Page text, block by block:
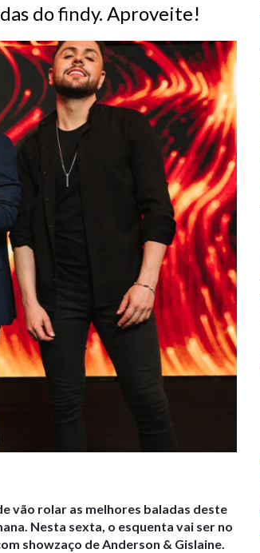
do findy. Aproveite!
vão rolar as melhores baladas deste
Nesta sexta, o esquenta vai ser no
showzaço de Anderson & Gislaine.